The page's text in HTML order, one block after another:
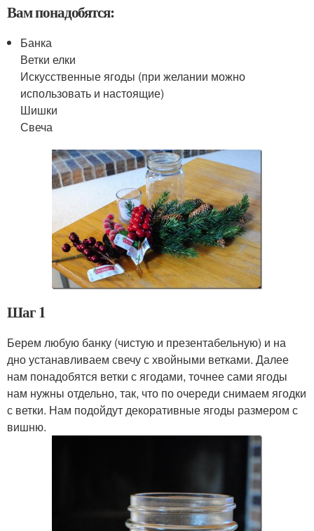
Вам понадобятся:
Банка
Ветки елки
Искусственные ягоды (при желании можно
использовать и настоящие)
Шишки
Свеча
Шаг 1
Берем любую банку (чистую и презентабельную) и на
дно устанавливаем свечу с хвойными ветками. Далее
нам понадобятся ветки с ягодами, точнее сами ягоды
нам нужны отдельно, так, что по очереди снимаем ягодки
с ветки. Нам подойдут декоративные ягоды размером с
вишню.